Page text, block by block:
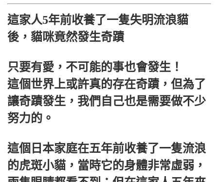
這家人5年前收養了一隻失明流浪貓
後，貓咪竟​​然發生奇蹟
只要有愛，不可能的事也會發生！
這個世界上或許真的存在奇蹟，但為了
讓奇蹟發生，我們自己也是需要做不少
努力的。
這個日本家庭在五年前收養了一隻流浪
的虎斑小貓，當時它的身體非常虛弱，